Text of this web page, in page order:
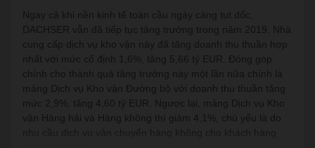
Ngay cả khi nền kinh tế toàn cầu ngày càng tụt dốc,
DACHSER vẫn đã tiếp tục tăng trưởng trong năm 2019. Nhà
cung cấp dịch vụ kho vận này đã tăng doanh thu thuần hợp
nhất với mức cố định 1,6%, tăng 5,66 tỷ EUR. Đóng góp
chính cho thành quả tăng trưởng này một lần nữa chính là
mảng Dịch vụ Kho vận Đường bộ với doanh thu thuần tăng
mức 2,9%, tăng 4,60 tỷ EUR. Ngược lại, mảng Dịch vụ Kho
vận Hàng hải và Hàng không thì giảm 4,1%, chủ yếu là do